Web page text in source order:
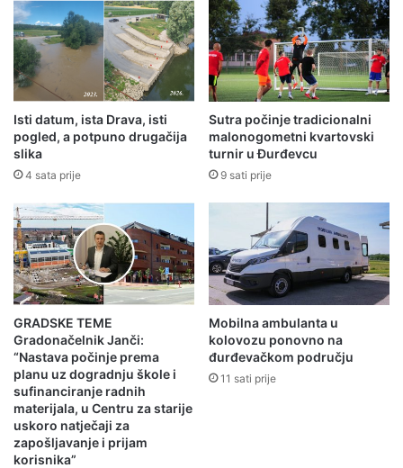
Isti datum, ista Drava, isti
pogled, a potpuno drugačija
slika
4 sata prije
Sutra počinje tradicionalni
malonogometni kvartovski
turnir u Đurđevcu
9 sati prije
GRADSKE TEME
Gradonačelnik Janči:
“Nastava počinje prema
planu uz dogradnju škole i
sufinanciranje radnih
materijala, u Centru za starije
uskoro natječaji za
zapošljavanje i prijam
korisnika”
Mobilna ambulanta u
kolovozu ponovno na
đurđevačkom području
11 sati prije